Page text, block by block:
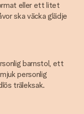
eller ett litet
ska väcka glädje
barnstol, ett
personlig
träleksak.